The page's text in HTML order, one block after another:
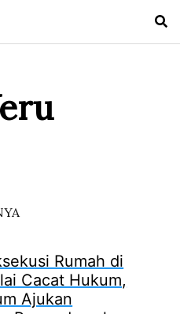
Rumah di
Cacat Hukum,
Ajukan